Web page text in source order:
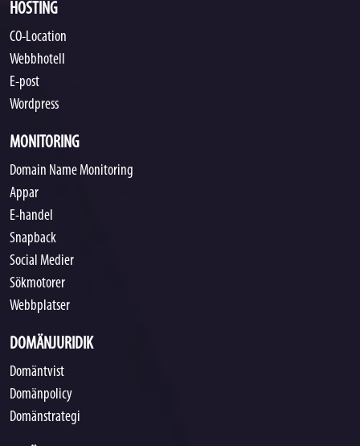
HOSTING
CO-Location
Webbhotell
E-post
Wordpress
MONITORING
Domain Name Monitoring
Appar
E-handel
Snapback
Social Medier
Sökmotorer
Webbplatser
DOMÄNJURIDIK
Domäntvist
Domänpolicy
Domänstrategi